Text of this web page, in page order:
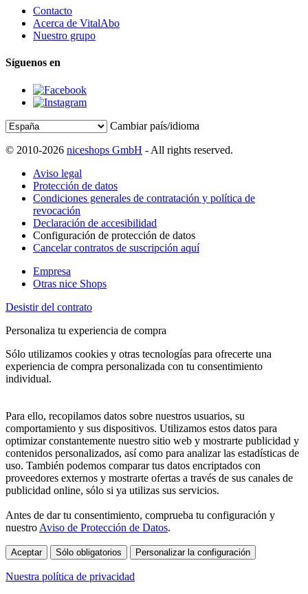
Contacto
Acerca de VitalAbo
Nuestro grupo
Síguenos en
Cambiar país/idioma
© 2010-2026 niceshops GmbH - All rights reserved.
Aviso legal
Protección de datos
Condiciones generales de contratación y política de
revocación
Declaración de accesibilidad
Configuración de protección de datos
Cancelar contratos de suscripción aquí
Empresa
Otras nice Shops
Desistir del contrato
Personaliza tu experiencia de compra
Sólo utilizamos cookies y otras tecnologías para ofrecerte una
experiencia de compra personalizada con tu consentimiento
individual.
Para ello, recopilamos datos sobre nuestros usuarios, su
comportamiento y sus dispositivos. Utilizamos estos datos para
optimizar constantemente nuestro sitio web y mostrarte publicidad y
contenidos personalizados, así como para analizar las estadísticas de
uso. También podemos comparar tus datos encriptados con
proveedores externos y mostrarte ofertas a través de sus canales de
publicidad online, sólo si ya utilizas sus servicios.
Antes de dar tu consentimiento, comprueba tu configuración y
nuestro Aviso de Protección de Datos.
Aceptar Sólo obligatorios Personalizar la configuración
Nuestra política de privacidad